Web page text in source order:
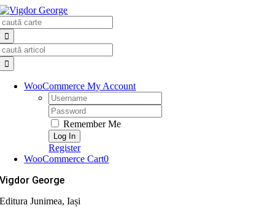
Skip
to
content
WooCommerce My Account
Username:
Password:
Remember Me
Register
WooCommerce Cart0
Vigdor George
Editura Junimea, Iași